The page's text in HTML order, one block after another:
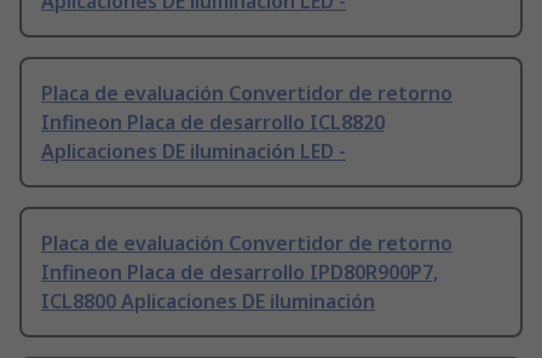
Placa de evaluación Convertidor de retorno
Infineon Placa de desarrollo ICL8820
Aplicaciones DE iluminación LED -
Placa de evaluación Convertidor de retorno
Infineon Placa de desarrollo IPD80R900P7,
ICL8800 Aplicaciones DE iluminación